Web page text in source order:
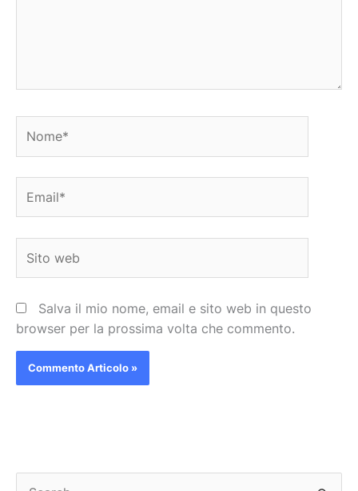
web
Salva il mio nome, email e sito web in questo
browser per la prossima volta che commento.